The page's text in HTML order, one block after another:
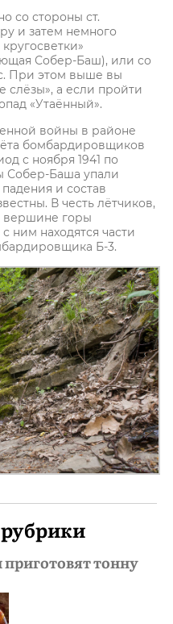
со стороны ст.
и затем немного
Собер-Баш), или со
При этом выше вы
слёзы», а если пройти
«Утаённый».
войны в районе
бомбардировщиков
с ноября 1941 по
Собер-Баша упали
и состав
В честь лётчиков,
вершине горы
ним находятся части
Б-3.
приготовят тонну